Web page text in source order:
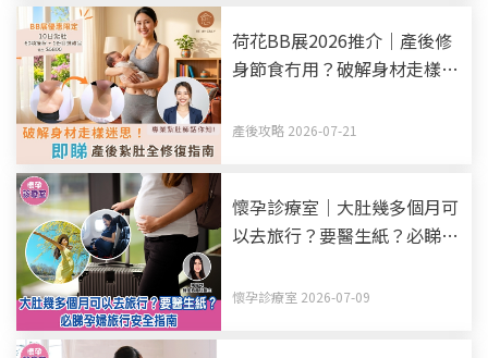
荷花BB展2026推介｜產後修
身節食冇用？破解身材走樣迷
復指南
產後攻略 2026-07-21
懷孕診療室｜大肚幾多個月可
以去旅行？要醫生紙？必睇孕
懷孕診療室 2026-07-09